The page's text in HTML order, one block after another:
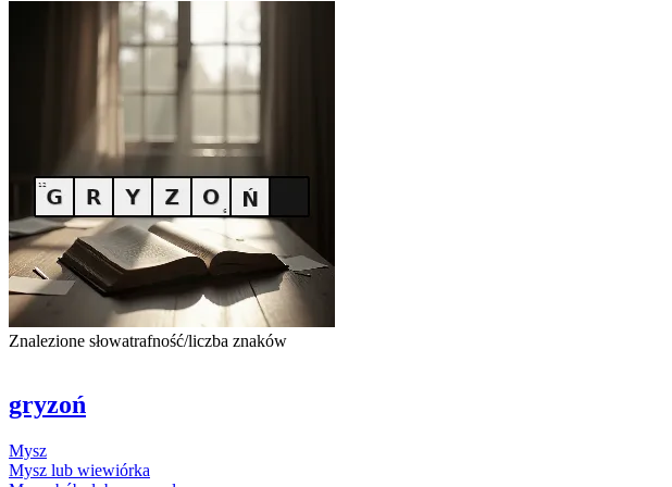
Znalezione słowatrafność/liczba znaków
gryzoń
Mysz
Mysz lub wiewiórka